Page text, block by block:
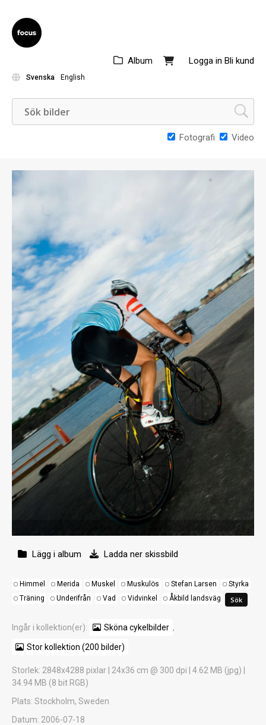
Logga in Bli kund
Album
Svenska English
Fotografi Video
Lägg i album Ladda ner skissbild
Himmel Merida Muskel Muskulös Stefan Larsen
Styrka
Träning
Underifrån Vad Vidvinkel Åkbild landsväg
Ingår i kollektion(er): Sköna cykelbilder ,
Stor kollektion (200 bilder)
Storlek: 2848x4288 pixlar | 24x36 cm @ 300 dpi | 4.62 MB (jpg) |
34.94 MB (8 bit RGB)
Plats: Stockholm, Sweden
Datum: 2006-07-18